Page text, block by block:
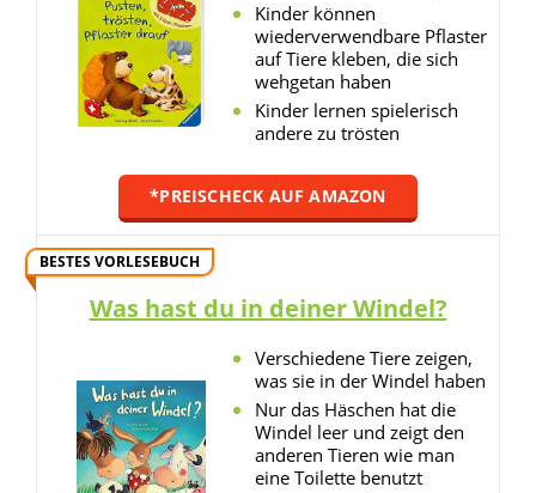
Kinder können
wiederverwendbare Pflaster
auf Tiere kleben, die sich
wehgetan haben
Kinder lernen spielerisch
andere zu trösten
*PREISCHECK AUF AMAZON
BESTES VORLESEBUCH
Was hast du in deiner Windel?
Verschiedene Tiere zeigen,
was sie in der Windel haben
Nur das Häschen hat die
Windel leer und zeigt den
anderen Tieren wie man
eine Toilette benutzt